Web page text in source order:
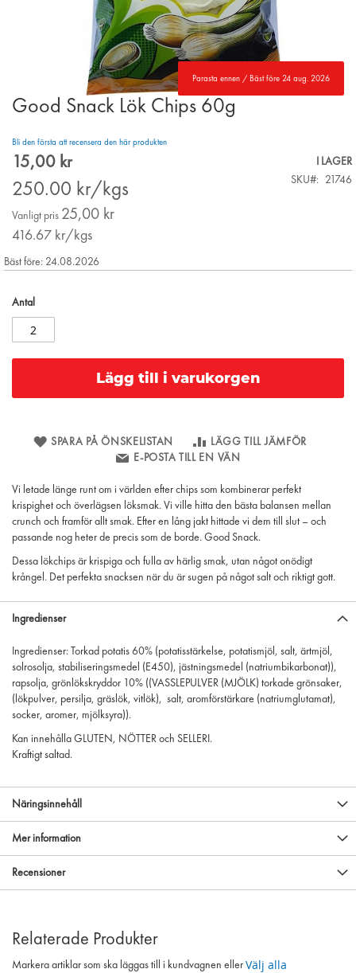
Parasta ennen / Bäst före 24 aug. 2026
Skip
of
the
images
gallery
Good Snack Lök Chips 60g
Bli den första att recensera den här produkten
Special
15,00 kr
250.00 kr/kgs
Vanligt pris 25,00 kr
416.67 kr/kgs
I LAGER
SKU
21746
Bäst före: 24.08.2026
Antal
Lägg till i varukorgen
SPARA PÅ ÖNSKELISTAN
LÄGG TILL JÄMFÖR
E-POSTA TILL EN VÄN
Vi letade länge runt om i världen efter chips som kombinerar perfekt
krispighet och överlägsen löksmak. Vi ville hitta den bästa balansen mellan
crunch och framför allt smak. Efter en lång jakt hittade vi dem till slut – och
passande nog heter de precis som de borde. Good Snack.
Dessa lökchips är krispiga och fulla av härlig smak, utan något onödigt
krångel. Det perfekta snacksen när du är sugen på något salt och riktigt gott.
Ingredienser
Ingredienser: Torkad potatis 60% (potatisstärkelse, potatismjöl, salt, ärtmjöl,
solrosolja, stabiliseringsmedel (E450), jästningsmedel (natriumbikarbonat)),
rapsolja, grönlökskryddor 10% ((VASSLEPULVER (MJÖLK) torkade grönsaker,
(lökpulver, persilja, gräslök, vitlök), salt, aromförstärkare (natriumglutamat),
socker, aromer, mjölksyra)).
Kan innehålla GLUTEN, NÖTTER och SELLERI.
Kraftigt saltad.
Näringsinnehåll
Mer information
Recensioner
Relaterade Produkter
Markera artiklar som ska läggas till i kundvagnen eller Välj alla